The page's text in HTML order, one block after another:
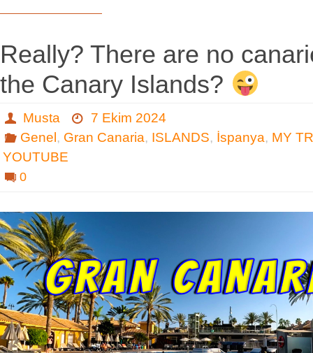
Really? There are no
the Canary Islands?
Musta
7 Ekim 2024
Genel , Gran Canaria, ISLANDS, İspanya, MY
YOUTUBE
0